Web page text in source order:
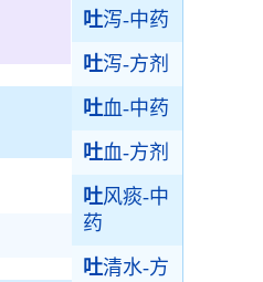
吐泻-中药
吐泻-方剂
吐血-中药
吐血-方剂
吐风痰-中
药
吐清水-方